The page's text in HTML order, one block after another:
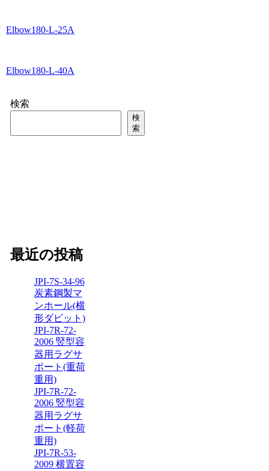
Elbow180-L-25A
Elbow180-L-40A
検索
検
索
最近の投稿
JPI-7S-34-96
炭素鋼製マ
ンホール(横
形ダビット)
JPI-7R-72-
2006 竪型容
器用ラグサ
ポート(重荷
重用)
JPI-7R-72-
2006 竪型容
器用ラグサ
ポート(軽荷
重用)
JPI-7R-53-
2009 横置容